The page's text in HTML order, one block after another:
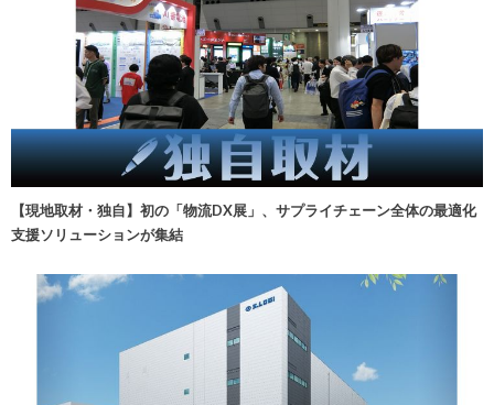
【現地取材・独自】初の「物流DX展」、サプライチェーン全体の最適化
支援ソリューションが集結